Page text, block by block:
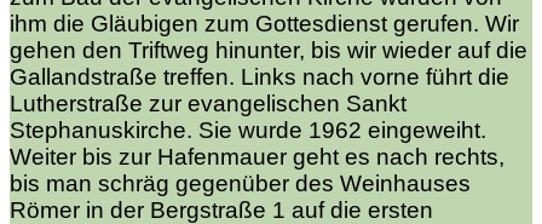
ihm die Gläubigen zum Gottesdienst gerufen. Wir
gehen den Triftweg hinunter, bis wir wieder auf die
Gallandstraße treffen. Links nach vorne führt die
Lutherstraße zur evangelischen Sankt
Stephanuskirche. Sie wurde 1962 eingeweiht.
Weiter bis zur Hafenmauer geht es nach rechts,
bis man schräg gegenüber des Weinhauses
Römer in der Bergstraße 1 auf die ersten